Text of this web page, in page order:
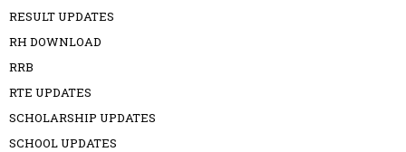
RESULT UPDATES
RH DOWNLOAD
RRB
RTE UPDATES
SCHOLARSHIP UPDATES
SCHOOL UPDATES